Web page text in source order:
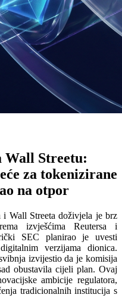
Wall Streetu:
za tokenizirane
na otpor
i Wall Streeta doživjela je brz
izvješćima Reutersa i
SEC planirao je uvesti
verzijama dionica.
izvijestio da je komisija
obustavila cijeli plan. Ovaj
ambicije regulatora,
tradicionalnih institucija s